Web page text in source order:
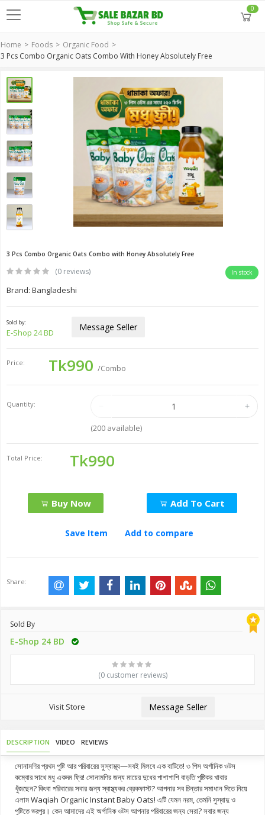
0
Home Foods
Organic Food
3 Pcs Combo Organic Oats Combo With Honey Absolutely Free
3 Pcs Combo Organic Oats Combo with Honey Absolutely Free
(0 reviews) In stock
Brand: Bangladeshi
Sold by:
E-Shop 24 BD Message Seller
Price: Tk990 /Combo
Quantity:
(200available)
Total Price: Tk990
Buy Now Add To Cart
Save Item Add to compare
Share:
Sold By
E-Shop 24 BD
(0 customer reviews)
Visit Store Message Seller
DESCRIPTION VIDEO REVIEWS
সোনামণির প্রথম পুষ্টি আর পরিবারের সুস্বাস্থ্য—সবই মিলবে এক বাটিতে! ৩ পিস অর্গানিক ওটস
কম্বোর সাথে মধু একদম ফ্রি! সোনামণির জন্য মায়ের দুধের পাশাপাশি বাড়তি পুষ্টিকর খাবার
খুঁজছেন? কিংবা পরিবারের সবার জন্য স্বাস্থ্যকর ব্রেকফাস্ট? আপনার সব চিন্তার সমাধান দিতে নিয়ে
এলাম Waqiah Organic Instant Baby Oats! এটি যেমন নরম, তেমনি সুস্বাদু ও
পুষ্টিতে ভরপুর। কেন আমাদের এই অর্গানিক ওটস আপনার পরিবারের জন্য সেরা? সবার জন্য